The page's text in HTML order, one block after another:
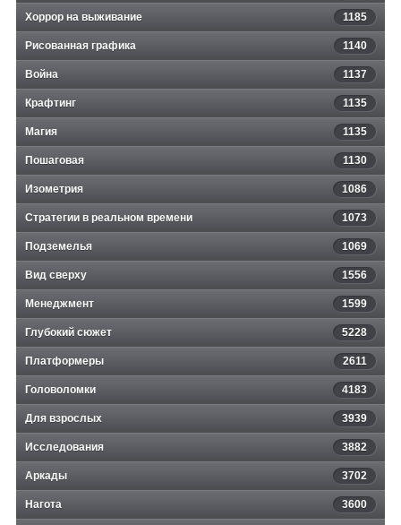
Хоррор на выживание 1185
Рисованная графика 1140
Война 1137
Крафтинг 1135
Магия 1135
Пошаговая 1130
Изометрия 1086
Стратегии в реальном времени 1073
Подземелья 1069
Вид сверху 1556
Менеджмент 1599
Глубокий сюжет 5228
Платформеры 2611
Головоломки 4183
Для взрослых 3939
Исследования 3882
Аркады 3702
Нагота 3600